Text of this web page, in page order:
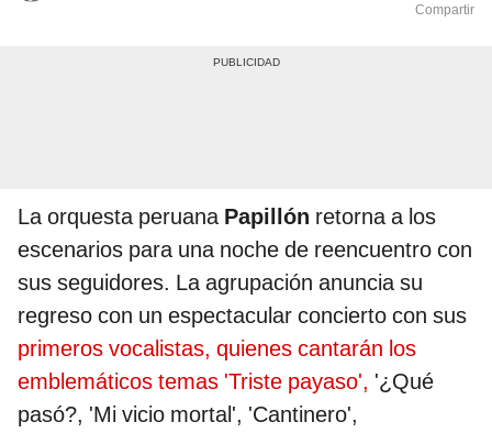
Compartir
La orquesta peruana Papillón retorna a los
escenarios para una noche de reencuentro con
sus seguidores. La agrupación anuncia su
regreso con un espectacular concierto con sus
primeros vocalistas, quienes cantarán los
emblemáticos temas 'Triste payaso', '¿Qué
pasó?, 'Mi vicio mortal', 'Cantinero',